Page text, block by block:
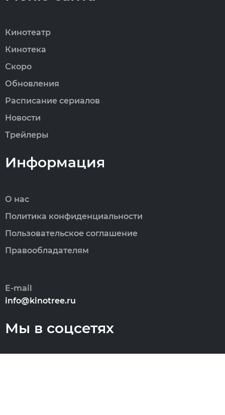
Кинотеатр
Кинотека
Скоро
Обновления
Расписание сериалов
Новости
Трейлеры
Информация
О нас
Политика конфиденциальности
Пользовательское соглашение
Правообладателям
E-mail
info@kinotree.ru
Мы в соцсетях